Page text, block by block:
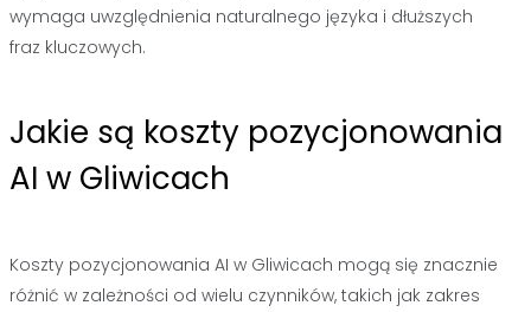
wymaga uwzględnienia naturalnego języka i dłuższych
fraz kluczowych.
Jakie są koszty pozycjonowania
AI w Gliwicach
Koszty pozycjonowania AI w Gliwicach mogą się znacznie
różnić w zależności od wielu czynników, takich jak zakres